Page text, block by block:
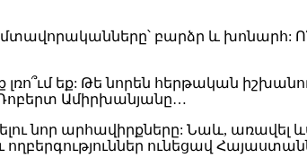
բարձր և խոնարհ:
եք: Թե նորեն հերթական
Ռոբերտ Ամիրխանյանը…
նոր արհավիրքները: Նաև, առավել
ունեցավ